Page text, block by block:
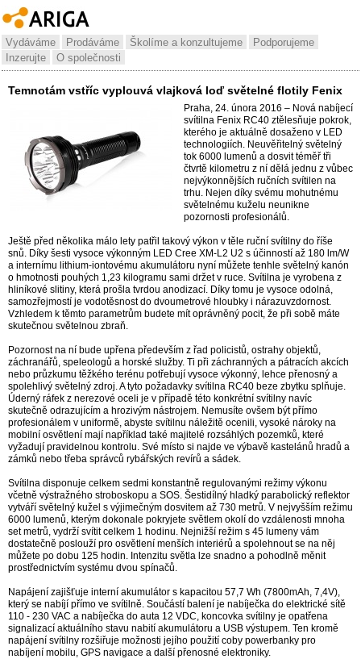
Vydáváme Prodáváme Školíme a konzultujeme
Podporujeme
Inzerujte
O společnosti
Temnotám vstříc vyplouvá vlajková loď světelné flotily Fenix
Praha, 24. února 2016 – Nová nabíjecí
svítilna Fenix RC40 ztělesňuje pokrok,
kterého je aktuálně dosaženo v LED
technologiích. Neuvěřitelný světelný
tok 6000 lumenů a dosvit téměř tři
čtvrtě kilometru z ní dělá jednu z vůbec
nejvýkonnějších ručních svítilen na
trhu. Nejen díky svému mohutnému
světelnému kuželu neunikne
pozornosti profesionálů.
Ještě před několika málo lety patřil takový výkon v těle ruční svítilny do říše
snů. Díky šesti vysoce výkonným LED Cree XM-L2 U2 s účinností až 180 lm/W
a internímu lithium-iontovému akumulátoru nyní můžete tenhle světelný kanón
o hmotnosti pouhých 1,23 kilogramu sami držet v ruce. Svítilna je vyrobena z
hliníkové slitiny, která prošla tvrdou anodizací. Díky tomu je vysoce odolná,
samozřejmostí je vodotěsnost do dvoumetrové hloubky i nárazuvzdornost.
Vzhledem k těmto parametrům budete mít oprávněný pocit, že při sobě máte
skutečnou světelnou zbraň.
Pozornost na ní bude upřena především z řad policistů, ostrahy objektů,
záchranářů, speleologů a horské služby. Ti při záchranných a pátracích akcích
nebo průzkumu těžkého terénu potřebují vysoce výkonný, lehce přenosný a
spolehlivý světelný zdroj. A tyto požadavky svítilna RC40 beze zbytku splňuje.
Úderný ráfek z nerezové oceli je v případě této konkrétní svítilny navíc
skutečně odrazujícím a hrozivým nástrojem. Nemusíte ovšem být přímo
profesionálem v uniformě, abyste svítilnu náležitě ocenili, vysoké nároky na
mobilní osvětlení mají například také majitelé rozsáhlých pozemků, které
vyžadují pravidelnou kontrolu. Své místo si najde ve výbavě kastelánů hradů a
zámků nebo třeba správců rybářských revírů a sádek.
Svítilna disponuje celkem sedmi konstantně regulovanými režimy výkonu
včetně výstražného stroboskopu a SOS. Šestidílný hladký parabolický reflektor
vytváří světelný kužel s výjimečným dosvitem až 730 metrů. V nejvyšším režimu
6000 lumenů, kterým dokonale pokryjete světlem okolí do vzdálenosti mnoha
set metrů, vydrží svítit celkem 1 hodinu. Nejnižší režim s 45 lumeny vám
dostatečně poslouží pro osvětlení menších interiérů a spolehnout se na něj
můžete po dobu 125 hodin. Intenzitu světla lze snadno a pohodlně měnit
prostřednictvím systému dvou spínačů.
Napájení zajišťuje interní akumulátor s kapacitou 57,7 Wh (7800mAh, 7,4V),
který se nabíjí přímo ve svítilně. Součástí balení je nabíječka do elektrické sítě
110 - 230 VAC a nabíječka do auta 12 VDC, koncovka svítilny je opatřena
signalizací aktuálního stavu nabití akumulátoru a USB výstupem. Ten kromě
napájení svítilny rozšiřuje možnosti jejího použití coby powerbanky pro
nabíjení mobilu, GPS navigace a další přenosné elektroniky.